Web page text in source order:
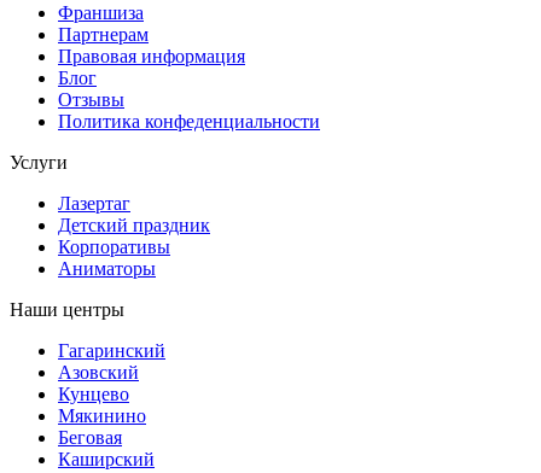
Франшиза
Партнерам
Правовая информация
Блог
Отзывы
Политика конфеденциальности
Услуги
Лазертаг
Детский праздник
Корпоративы
Аниматоры
Наши центры
Гагаринский
Азовский
Кунцево
Мякинино
Беговая
Каширский